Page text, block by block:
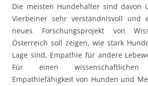
Die meisten Hundehalter sind davon
Vierbeiner sehr verständnisvoll und
neues Forschungsprojekt von
Österreich soll zeigen, wie stark
Lage sind, Empathie für andere
Für einen
Empathiefähigkeit von Hunden und